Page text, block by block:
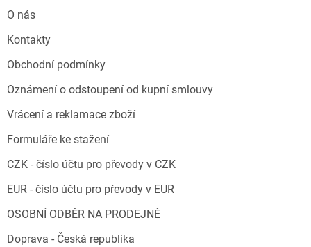
O nás
Kontakty
Obchodní podmínky
Oznámení o odstoupení od kupní smlouvy
Vrácení a reklamace zboží
Formuláře ke stažení
CZK - číslo účtu pro převody v CZK
EUR - číslo účtu pro převody v EUR
OSOBNÍ ODBĚR NA PRODEJNĚ
Doprava - Česká republika